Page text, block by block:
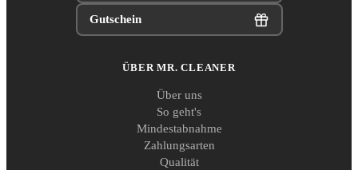
Gutschein
ÜBER MR. CLEANER
Über uns
So geht's
Mindestabnahme
Zahlungsarten
Qualität